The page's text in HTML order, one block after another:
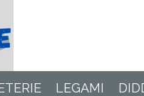
LEGAMI